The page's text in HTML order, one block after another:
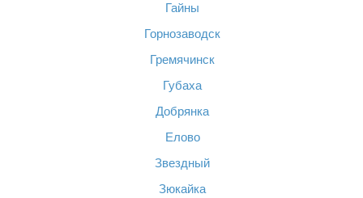
Гайны
Горнозаводск
Гремячинск
Губаха
Добрянка
Елово
Звездный
Зюкайка